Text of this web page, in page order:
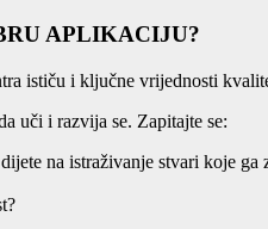
APLIKACIJU?
ističu i ključne vrijednosti
uči i razvija se. Zapitajte se:
na istraživanje stvari koje ga